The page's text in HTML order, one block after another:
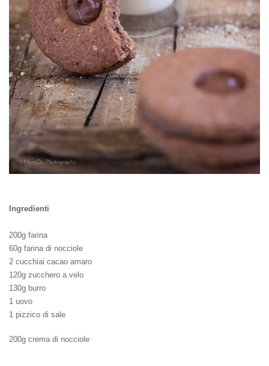
Ingredienti
200g farina
60g farina di nocciole
2 cucchiai cacao amaro
120g zucchero a velo
130g burro
1 uovo
1 pizzico di sale
200g crema di nocciole